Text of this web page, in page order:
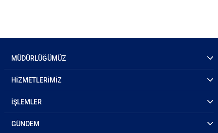
MÜDÜRLÜĞÜMÜZ
HİZMETLERİMİZ
İŞLEMLER
GÜNDEM